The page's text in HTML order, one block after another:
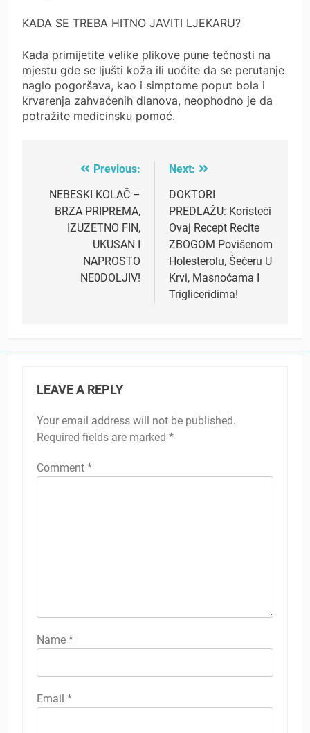
KADA SE TREBA HITNO JAVITI LJEKARU?
Kada primijetite velike plikove pune tečnosti na
mjestu gde se ljušti koža ili uočite da se perutanje
naglo pogoršava, kao i simptome poput bola i
krvarenja zahvaćenih dlanova, neophodno je da
potražite medicinsku pomoć.
navigation
Previous:
NEBESKI KOLAČ –
BRZA PRIPREMA,
IZUZETNO FIN,
UKUSAN I
NAPROSTO
NE0DOLJIV!
Next:
DOKTORI
PREDLAŽU: Koristeći
Ovaj Recept Recite
ZBOGOM Povišenom
Holesterolu, Šećeru U
Krvi, Masnoćama I
Trigliceridima!
LEAVE A REPLY
Your email address will not be published.
Required fields are marked *
Comment *
Name *
Email *